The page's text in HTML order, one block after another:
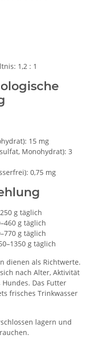
1,2 : 1
15 mg
Monohydrat): 3
0,75 mg
g täglich
g täglich
g täglich
g täglich
dienen als Richtwerte.
nach Alter, Aktivität
Das Futter
frisches Trinkwasser
lagern und